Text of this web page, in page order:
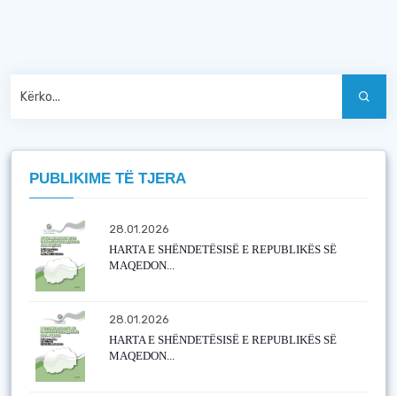
PUBLIKIME TË TJERA
28.01.2026
HARTA E SHËNDETËSISË E REPUBLIKËS SË
MAQEDON...
28.01.2026
HARTA E SHËNDETËSISË E REPUBLIKËS SË
MAQEDON...